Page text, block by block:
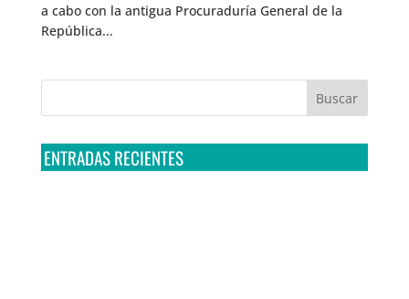
a cabo con la antigua Procuraduría General de la
República...
ENTRADAS RECIENTES